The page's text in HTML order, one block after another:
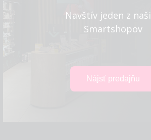
Navštív jeden z
Smartshopov